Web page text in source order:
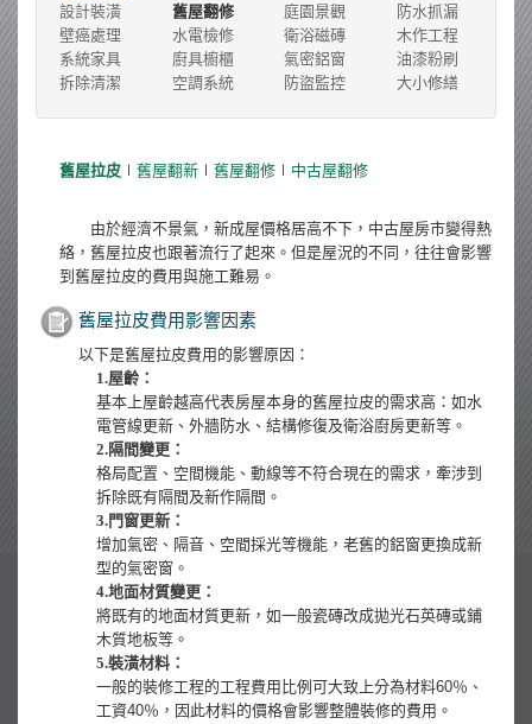
設計裝潢 舊屋翻修 庭園景觀
防水抓漏
壁癌處理
水電檢修 衛浴磁磚
木作工程
系統家具
廚具櫥櫃 氣密鋁窗
油漆粉刷
拆除清潔
空調系統 防盜監控 大小修繕
舊屋拉皮 ∣ 舊屋翻新 ∣ 舊屋翻修 ∣ 中古屋翻修
由於經濟不景氣，新成屋價格居高不下，中古屋房市變得熱
絡，舊屋拉皮也跟著流行了起來。但是屋況的不同，往往會影響
到舊屋拉皮的費用與施工難易。
舊屋拉皮費用影響因素
以下是舊屋拉皮費用的影響原因：
1.屋齡：
基本上屋齡越高代表房屋本身的舊屋拉皮的需求高：如水
電管線更新、外牆防水、結構修復及衛浴廚房更新等。
2.隔間變更：
格局配置、空間機能、動線等不符合現在的需求，牽涉到
拆除既有隔間及新作隔間。
3.門窗更新：
增加氣密、隔音、空間採光等機能，老舊的鋁窗更換成新
型的氣密窗。
4.地面材質變更：
將既有的地面材質更新，如一般瓷磚改成拋光石英磚或鋪
木質地板等。
5.裝潢材料：
一般的裝修工程的工程費用比例可大致上分為材料60％、
工資40％，因此材料的價格會影響整體裝修的費用。